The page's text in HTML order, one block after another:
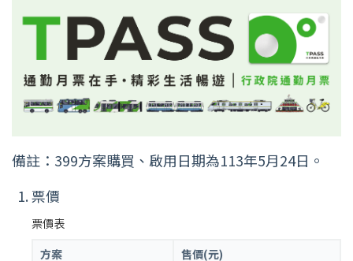
備註：399方案購買、啟用日期為113年5月24日。
票價
票價表
方案
售價(元)